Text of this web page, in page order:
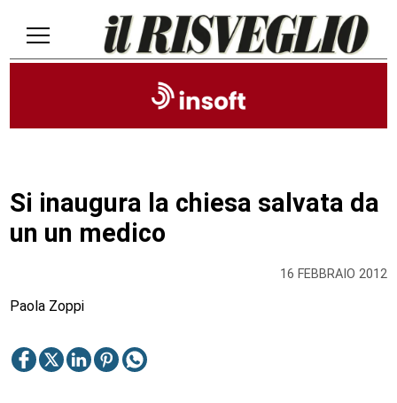
16 FEBBRAIO 2012
Si inaugura la chiesa salvata da
un un medico
Paola Zoppi